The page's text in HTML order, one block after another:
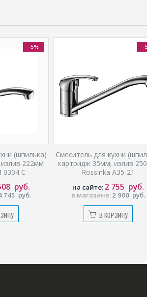
-5%
(шпилька)
222мм
0304 C
745 руб.
руб.
-
Смеситель для кухни
картридж 35мм, излив
Rossinka A35-21
в магазине: 2 900 руб.
на сайте: 2 755 руб.
В КОРЗИНУ